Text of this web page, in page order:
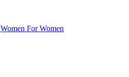
Women For Women